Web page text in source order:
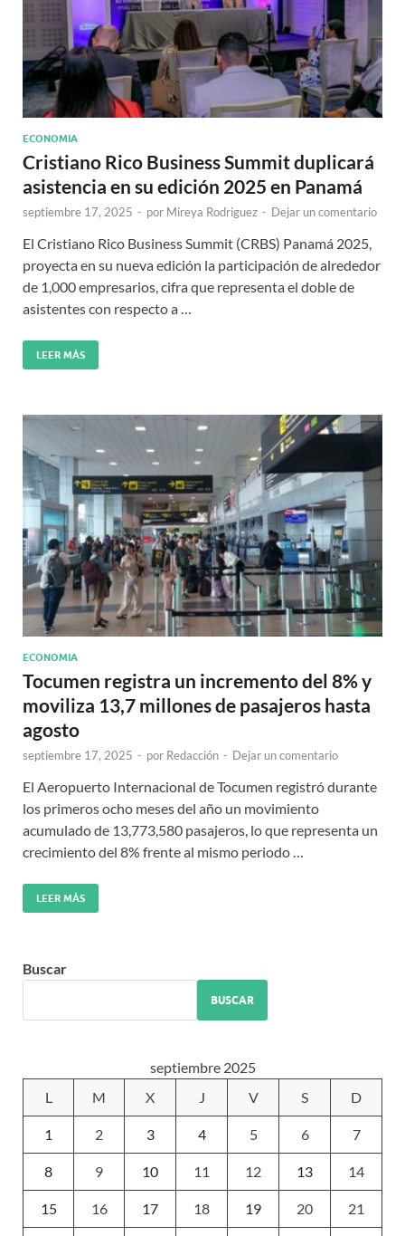
ECONOMIA
Cristiano Rico Business Summit duplicará
asistencia en su edición 2025 en Panamá
septiembre 17, 2025 - por Mireya Rodriguez - Dejar un comentario
El Cristiano Rico Business Summit (CRBS) Panamá 2025,
proyecta en su nueva edición la participación de alrededor
de 1,000 empresarios, cifra que representa el doble de
asistentes con respecto a …
LEER MÁS
ECONOMIA
Tocumen registra un incremento del 8% y
moviliza 13,7 millones de pasajeros hasta
agosto
septiembre 17, 2025 - por Redacción - Dejar un comentario
El Aeropuerto Internacional de Tocumen registró durante
los primeros ocho meses del año un movimiento
acumulado de 13,773,580 pasajeros, lo que representa un
crecimiento del 8% frente al mismo periodo …
LEER MÁS
Buscar
BUSCAR
septiembre 2025
L
M X J V S D
1 2 3 4 5 6 7
8 9 10 11 12 13 14
15 16 17 18 19 20 21